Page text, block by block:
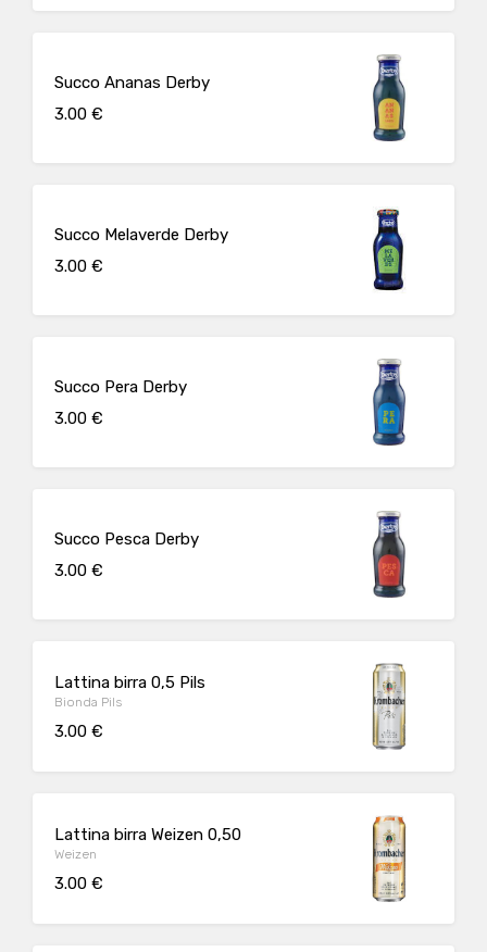
Succo Ananas Derby
3.00 €
Succo Melaverde Derby
3.00 €
Succo Pera Derby
3.00 €
Succo Pesca Derby
3.00 €
Lattina birra 0,5 Pils
Bionda Pils
3.00 €
Lattina birra Weizen 0,50
Weizen
3.00 €